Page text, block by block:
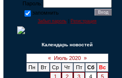
Пароль:
запомнить
Забыл пароль Регистрация
Календарь новостей
« Июль 2020 »
Пн
Вт Ср Чт Пт Сб
Вс
1
2 3 4 5